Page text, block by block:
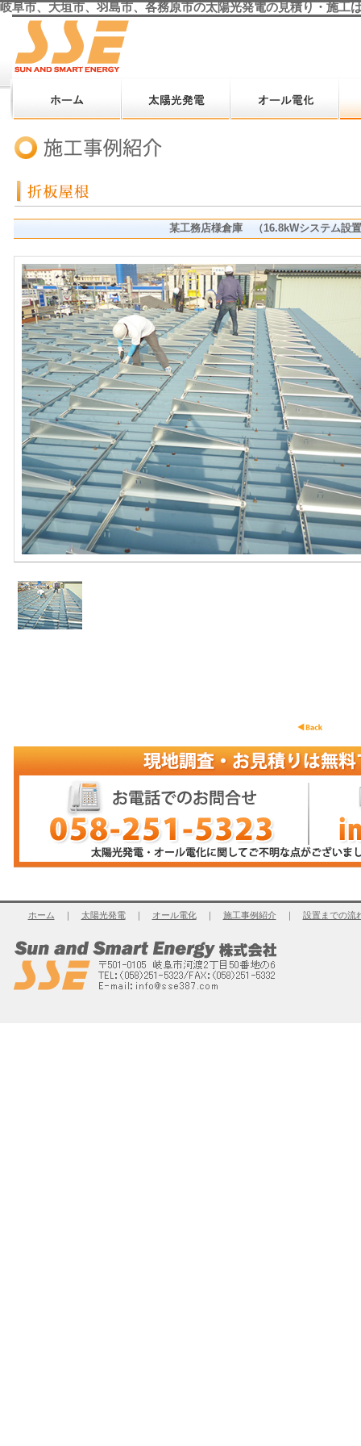
岐阜市、大垣市、羽島市、各務原市の太陽光発電の見積り・施工
某工務店様倉庫 （16.8kWシステム
ホーム ｜ 太陽光発電｜ オール電化｜ 施工事例紹介｜ 設置までの流